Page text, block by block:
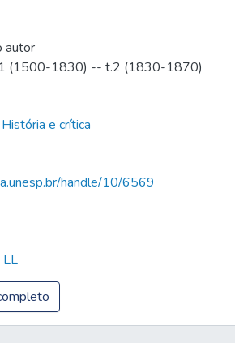
autor
(1500-1830) -- t.2 (1830-1870)
e crítica
handle/10/6569
LL